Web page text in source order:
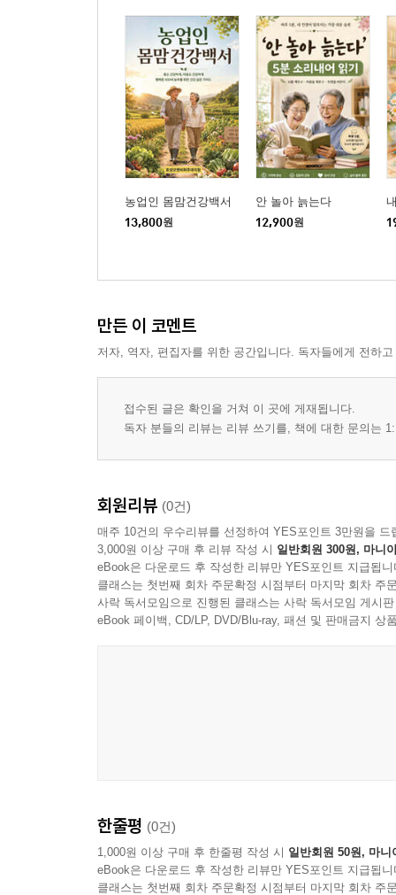
농업인 몸맘건강백서
13,800원
안 놀아 늙는다
12,900원
만든 이 코멘트
저자, 역자, 편집자를 위한 공간입니다. 독자들에게 전하
접수된 글은 확인을 거쳐 이 곳에 게재됩니다.
독자 분들의 리뷰는 리뷰 쓰기를, 책에 대한 문의는
회원리뷰 (0건)
매주 10건의 우수리뷰를 선정하여 YES포인트 3만원을 드
3,000원 이상 구매 후 리뷰 작성 시 일반회원 300원, 마니
eBook은 다운로드 후 작성한 리뷰만 YES포인트 지급됩니
클래스는 첫번째 회차 주문확정 시점부터 마지막 회차 주
사락 독서모임으로 진행된 클래스는 사락 독서모임 게시
eBook 페이백, CD/LP, DVD/Blu-ray, 패션 및 판매금지 상
한줄평 (0건)
1,000원 이상 구매 후 한줄평 작성 시 일반회원 50원, 마니
eBook은 다운로드 후 작성한 리뷰만 YES포인트 지급됩니
클래스는 첫번째 회차 주문확정 시점부터 마지막 회차 주